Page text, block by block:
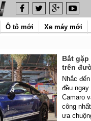
Ô tô mới Xe máy mới
Bắt gặp
trên
Nhắc
đều
Camaro
công
ưa